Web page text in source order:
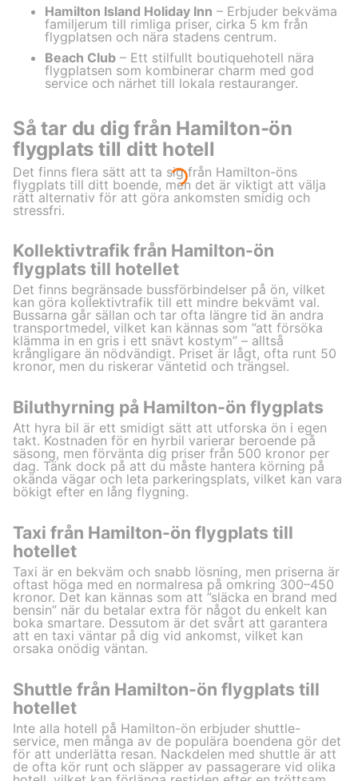
Hamilton Island Holiday Inn – Erbjuder bekväma
familjerum till rimliga priser, cirka 5 km från
flygplatsen och nära stadens centrum.
Beach Club – Ett stilfullt boutiquehotell nära
flygplatsen som kombinerar charm med god
service och närhet till lokala restauranger.
Så tar du dig från Hamilton-ön
flygplats till ditt hotell
Det finns flera sätt att ta sig från Hamilton-öns
flygplats till ditt boende, men det är viktigt att välja
rätt alternativ för att göra ankomsten smidig och
stressfri.
Kollektivtrafik från Hamilton-ön
flygplats till hotellet
Det finns begränsade bussförbindelser på ön, vilket
kan göra kollektivtrafik till ett mindre bekvämt val.
Bussarna går sällan och tar ofta längre tid än andra
transportmedel, vilket kan kännas som ”att försöka
klämma in en gris i ett snävt kostym” – alltså
krångligare än nödvändigt. Priset är lågt, ofta runt 50
kronor, men du riskerar väntetid och trängsel.
Biluthyrning på Hamilton-ön flygplats
Att hyra bil är ett smidigt sätt att utforska ön i egen
takt. Kostnaden för en hyrbil varierar beroende på
säsong, men förvänta dig priser från 500 kronor per
dag. Tänk dock på att du måste hantera körning på
okända vägar och leta parkeringsplats, vilket kan vara
bökigt efter en lång flygning.
Taxi från Hamilton-ön flygplats till
hotellet
Taxi är en bekväm och snabb lösning, men priserna är
oftast höga med en normalresa på omkring 300–450
kronor. Det kan kännas som att ”släcka en brand med
bensin” när du betalar extra för något du enkelt kan
boka smartare. Dessutom är det svårt att garantera
att en taxi väntar på dig vid ankomst, vilket kan
orsaka onödig väntan.
Shuttle från Hamilton-ön flygplats till
hotellet
Inte alla hotell på Hamilton-ön erbjuder shuttle-
service, men många av de populära boendena gör det
för att underlätta resan. Nackdelen med shuttle är att
de ofta kör runt och släpper av passagerare vid olika